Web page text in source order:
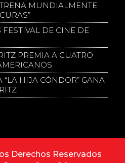
MUNDIALMENTE
FESTIVAL DE CINE DE
PREMIA A CUATRO
HIJA CÓNDOR” GANA
Derechos Reservados